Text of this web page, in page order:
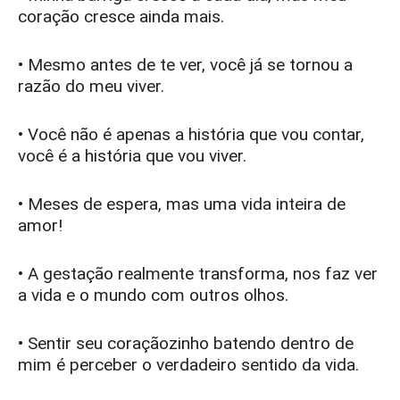
coração cresce ainda mais.
• Mesmo antes de te ver, você já se tornou a
razão do meu viver.
• Você não é apenas a história que vou contar,
você é a história que vou viver.
• Meses de espera, mas uma vida inteira de
amor!
• A gestação realmente transforma, nos faz ver
a vida e o mundo com outros olhos.
• Sentir seu coraçãozinho batendo dentro de
mim é perceber o verdadeiro sentido da vida.